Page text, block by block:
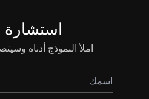
استشارة
املأ النموذج أدناه